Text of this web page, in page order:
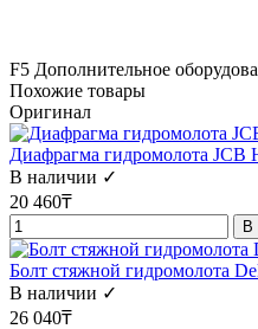
F5 Дополнительное
Похожие товары
Оригинал
Диафрагма гидромолота
В наличии ✓
20 460₸
В
Болт стяжной гидромолота
В наличии ✓
26 040₸